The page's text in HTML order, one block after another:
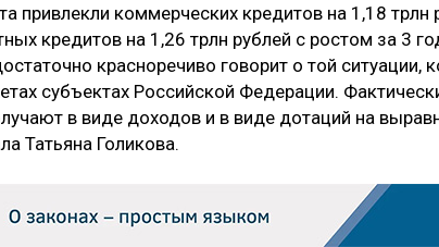
привлекли коммерческих кредитов на 1,18 трлн
кредитов на 1,26 трлн рублей с ростом за 3
красноречиво говорит о той ситуации,
субъектах Российской Федерации.
в виде доходов и в виде дотаций на
Татьяна Голикова.